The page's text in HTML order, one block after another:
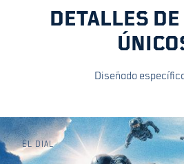
DETALLES
Diseñado
EL DIAL